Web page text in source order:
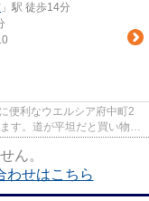
」駅 徒歩14分
便利なウエルシア府中町2
す。道が平坦だと買い物も
ん。
わせはこちら